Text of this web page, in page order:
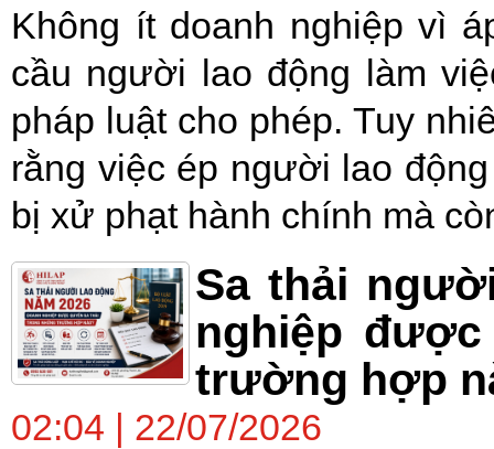
Không ít doanh nghiệp vì
cầu người lao động làm
pháp luật cho phép. Tuy
rằng việc ép người lao
bị xử phạt hành chính mà
Sa thải
nghiệp
trường hợp
02:04 | 22/07/2026